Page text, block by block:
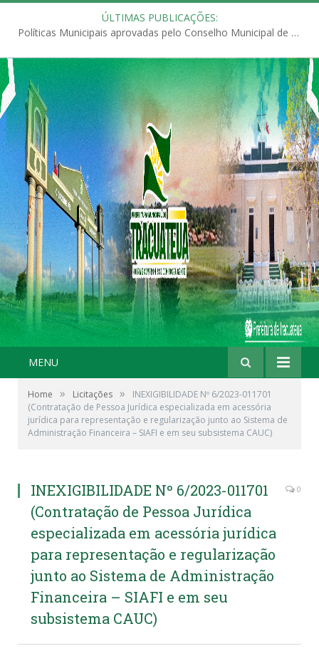
ÚLTIMAS PUBLICAÇÕES:
Políticas Municipais aprovadas pelo Conselho Municipal de Educação (CME)
MENU
Home » Licitações »
INEXIGIBILIDADE Nº 6/2023-011701
(Contratação de Pessoa Jurídica especializada em acessória
jurídica para representação e regularização junto ao Sistema de
Administração Financeira – SIAFI e em seu subsistema CAUC)
INEXIGIBILIDADE Nº 6/2023-011701
(Contratação de Pessoa Jurídica
especializada em acessória jurídica
para representação e regularização
junto ao Sistema de Administração
Financeira – SIAFI e em seu
subsistema CAUC)
0